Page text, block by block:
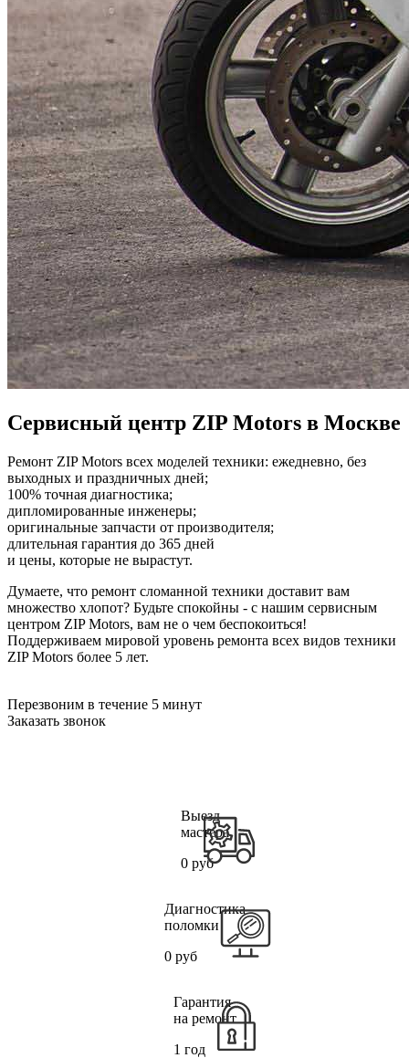
Сервисный центр ZIP Motors в Москве
Ремонт ZIP Motors всех моделей техники: ежедневно, без
выходных и праздничных дней;
100% точная диагностика;
дипломированные инженеры;
оригинальные запчасти от производителя;
длительная гарантия до 365 дней
и цены, которые не вырастут.
Думаете, что ремонт сломанной техники доставит вам
множество хлопот? Будьте спокойны - с нашим сервисным
центром ZIP Motors, вам не о чем беспокоиться!
Поддерживаем мировой уровень ремонта всех видов техники
ZIP Motors более 5 лет.
Перезвоним в течение 5 минут
Заказать звонок
Выезд
мастера
0 руб
Диагностика
поломки
0 руб
Гарантия
на ремонт
1 год